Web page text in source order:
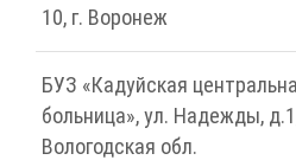
10, г. Воронеж
БУЗ «Кадуйская
больница», ул. Надежды,
Вологодская обл.